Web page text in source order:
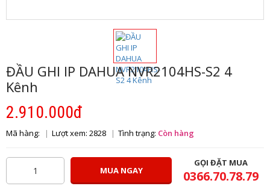
ĐẦU GHI IP DAHUA NVR2104HS-S2 4
Kênh
2.910.000đ
Mã hàng: Lượt xem: 2828 Tình trạng: Còn hàng
MUA NGAY
GỌI ĐẶT MUA
0366.70.78.79